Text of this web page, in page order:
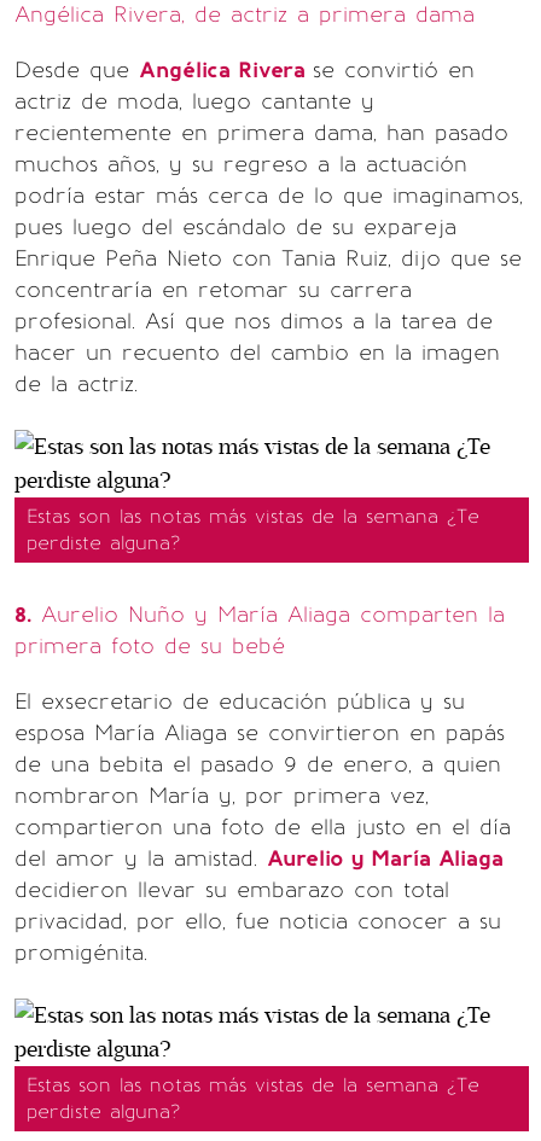
Angélica Rivera, de actriz a primera dama
Desde que Angélica Rivera se convirtió en
actriz de moda, luego cantante y
recientemente en primera dama, han pasado
muchos años, y su regreso a la actuación
podría estar más cerca de lo que imaginamos,
pues luego del escándalo de su expareja
Enrique Peña Nieto con Tania Ruiz, dijo que se
concentraría en retomar su carrera
profesional. Así que nos dimos a la tarea de
hacer un recuento del cambio en la imagen
de la actriz.
Estas son las notas más vistas de la semana ¿Te
perdiste alguna?
8. Aurelio Nuño y María Aliaga comparten la
primera foto de su bebé
El exsecretario de educación pública y su
esposa María Aliaga se convirtieron en papás
de una bebita el pasado 9 de enero, a quien
nombraron María y, por primera vez,
compartieron una foto de ella justo en el día
del amor y la amistad. Aurelio y María Aliaga
decidieron llevar su embarazo con total
privacidad, por ello, fue noticia conocer a su
promigénita.
Estas son las notas más vistas de la semana ¿Te
perdiste alguna?